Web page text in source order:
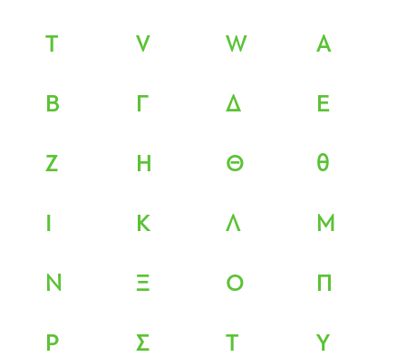
T V W Α
Β Γ Δ Ε
Ζ Η Θ θ
Ι Κ Λ Μ
Ν Ξ Ο Π
Ρ Σ Τ Υ